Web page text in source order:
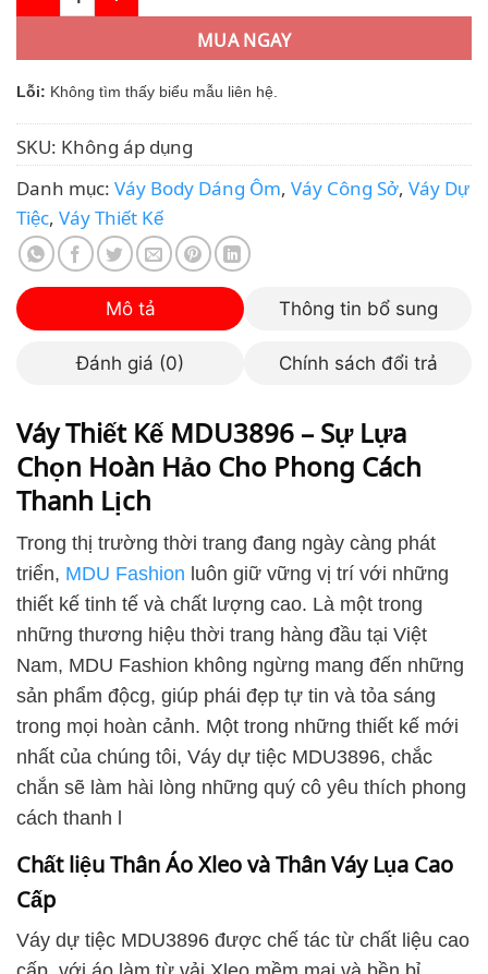
MUA NGAY
Lỗi: Không tìm thấy biểu mẫu liên hệ.
SKU:Không áp dụng
Danh mục:Váy Body Dáng Ôm,Váy Công Sở,Váy Dự
Tiệc,Váy Thiết Kế
Mô tả Thông tin bổ sung
Đánh giá (0) Chính sách đổi trả
Váy Thiết Kế MDU3896 – Sự Lựa
Chọn Hoàn Hảo Cho Phong Cách
Thanh Lịch
Trong thị trường thời trang đang ngày càng phát
triển, MDU Fashion luôn giữ vững vị trí với những
thiết kế tinh tế và chất lượng cao. Là một trong
những thương hiệu thời trang hàng đầu tại Việt
Nam, MDU Fashion không ngừng mang đến những
sản phẩm độcg, giúp phái đẹp tự tin và tỏa sáng
trong mọi hoàn cảnh. Một trong những thiết kế mới
nhất của chúng tôi, Váy dự tiệc MDU3896, chắc
chắn sẽ làm hài lòng những quý cô yêu thích phong
cách thanh l
Chất liệu Thân Áo Xleo và Thân Váy Lụa Cao
Cấp
Váy dự tiệc MDU3896 được chế tác từ chất liệu cao